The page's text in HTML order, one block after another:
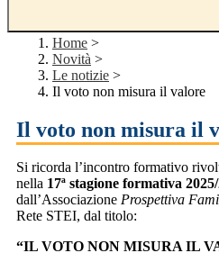
Home >
Novità >
Le notizie >
Il voto non misura il valore
Il voto non misura il
Si ricorda l’incontro formativo
nella 17ª stagione formativa
dall’Associazione Prospettiva
Rete STEI, dal titolo:
“IL VOTO NON MISURA IL